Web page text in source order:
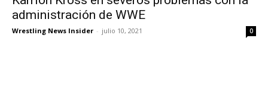
administración de WWE
Wrestling News Insider - julio 10, 2021 0